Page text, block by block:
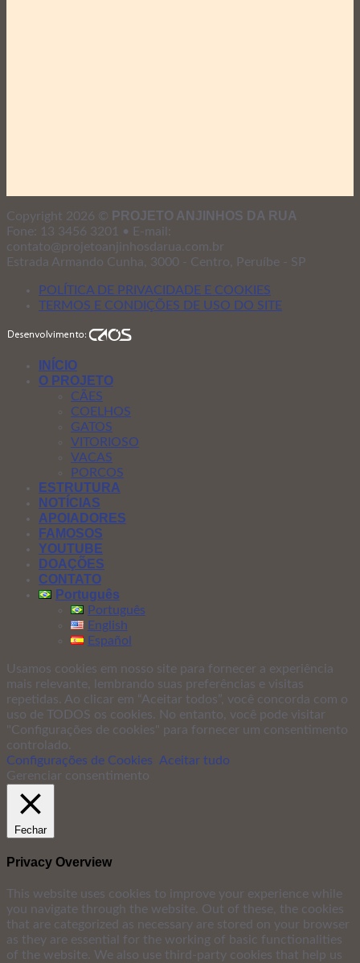
Copyright 2026 © PROJETO ANJINHOS DA RUA
Fone: 13 3456 3201 • E-mail:
contato@projetoanjinhosdarua.com.br
Estrada Armando Cunha, 3000 - Centro, Peruíbe - SP
POLÍTICA DE PRIVACIDADE E COOKIES
TERMOS E CONDIÇÕES DE USO DO SITE
INÍCIO
O PROJETO
CÃES
COELHOS
GATOS
VITORIOSO
VACAS
PORCOS
ESTRUTURA
NOTÍCIAS
APOIADORES
FAMOSOS
YOUTUBE
DOAÇÕES
CONTATO
Português
Português
English
Español
Usamos cookies em nosso site para fornecer a experiência
mais relevante, lembrando suas preferências e visitas
repetidas. Ao clicar em “Aceitar todos”, você concorda com o
uso de TODOS os cookies. No entanto, você pode visitar
"Configurações de cookies" para fornecer um consentimento
controlado.
Configurações de Cookies
Aceitar tudo
Gerenciar consentimento
Fechar
Privacy Overview
This website uses cookies to improve your experience while
you navigate through the website. Out of these, the cookies
that are categorized as necessary are stored on your browser
as they are essential for the working of basic functionalities
of the website. We also use third-party cookies that help us